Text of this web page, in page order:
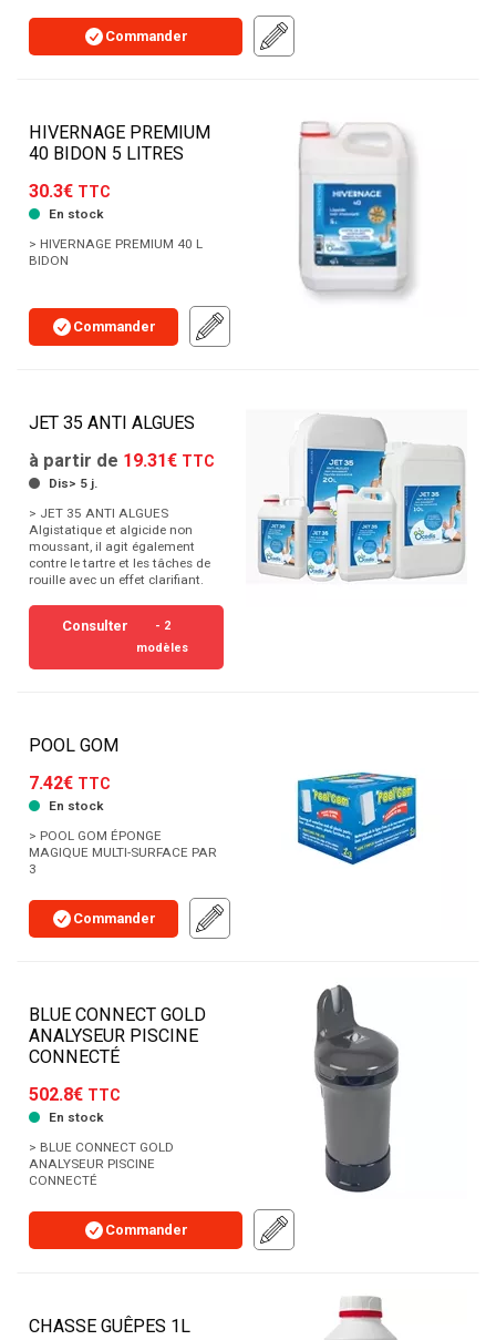
Commander
HIVERNAGE PREMIUM
40 BIDON 5 LITRES
30.3€ TTC
En stock
> HIVERNAGE PREMIUM 40 L
BIDON
Commander
JET 35 ANTI ALGUES
à partir de 19.31€ TTC
Dis> 5 j.
> JET 35 ANTI ALGUES
Algistatique et algicide non
moussant, il agit également
contre le tartre et les tâches de
rouille avec un effet clarifiant.
Consulter
- 2
modèles
POOL GOM
7.42€ TTC
En stock
> POOL GOM ÉPONGE
MAGIQUE MULTI-SURFACE PAR
3
Commander
BLUE CONNECT GOLD
ANALYSEUR PISCINE
CONNECTÉ
502.8€ TTC
En stock
> BLUE CONNECT GOLD
ANALYSEUR PISCINE
CONNECTÉ
Commander
CHASSE GUÊPES 1L